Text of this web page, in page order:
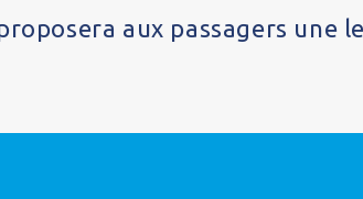
aux passagers une